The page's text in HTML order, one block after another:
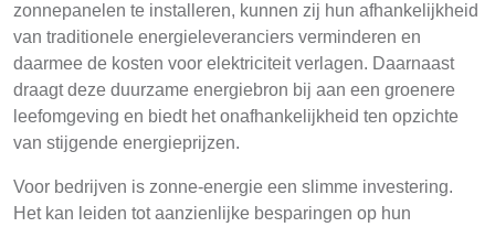
zonnepanelen te installeren, kunnen zij hun afhankelijkheid
van traditionele energieleveranciers verminderen en
daarmee de kosten voor elektriciteit verlagen. Daarnaast
draagt deze duurzame energiebron bij aan een groenere
leefomgeving en biedt het onafhankelijkheid ten opzichte
van stijgende energieprijzen.
Voor bedrijven is zonne-energie een slimme investering.
Het kan leiden tot aanzienlijke besparingen op hun